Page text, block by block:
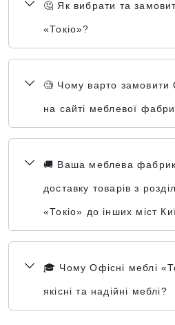
🤔 Як вибрати та
«Токіо»?
🧐 Чому варто замовити
на сайті меблевої
🚚 Ваша меблева
доставку товарів з
«Токіо» до інших міст
🎓 Чому Офісні меблі
якісні та надійні меблі?